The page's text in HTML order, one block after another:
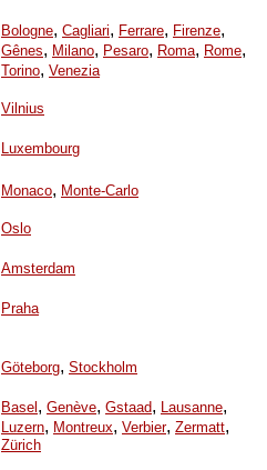
Bologne, Cagliari, Ferrare, Firenze,
Gênes, Milano, Pesaro, Roma, Rome,
Torino, Venezia
Vilnius
Luxembourg
Monaco, Monte-Carlo
Oslo
Amsterdam
Praha
Göteborg, Stockholm
Basel , Genève, Gstaad, Lausanne,
Luzern, Montreux, Verbier, Zermatt,
Zürich